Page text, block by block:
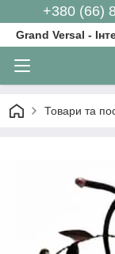
+380 (66)
Grand Versal -
Товари та